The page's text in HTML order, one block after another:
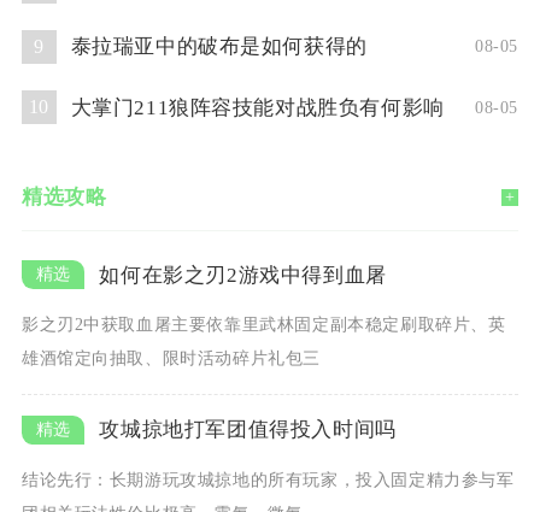
9 泰拉瑞亚中的破布是如何获得的 08-05
10 大掌门211狼阵容技能对战胜负有何影响 08-05
精选攻略 +
如何在影之刃2游戏中得到血屠
影之刃2中获取血屠主要依靠里武林固定副本稳定刷取碎片、英
雄酒馆定向抽取、限时活动碎片礼包三
攻城掠地打军团值得投入时间吗
结论先行：长期游玩攻城掠地的所有玩家，投入固定精力参与军